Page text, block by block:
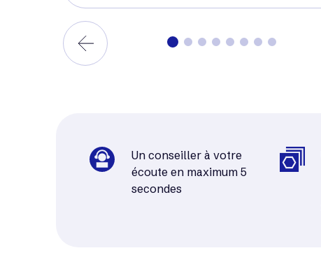
Un conseiller à votre
écoute en maximum 5
secondes